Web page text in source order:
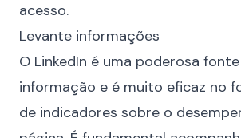
acesso.
Levante informações
O LinkedIn é uma poderosa
informação e é muito eficaz no
de indicadores sobre o